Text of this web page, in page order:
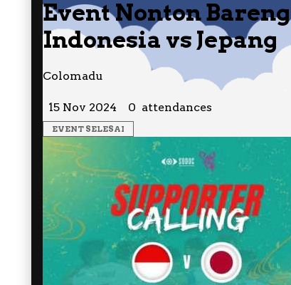
Event Nonton Bareng
Indonesia vs Jepang
Colomadu
15 Nov 2024 0 attendances
EVENT SELESAI